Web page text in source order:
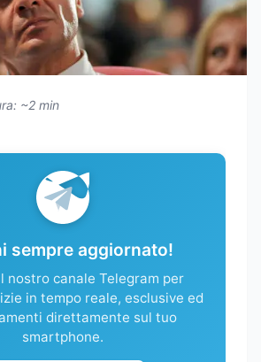
~2 min
sempre aggiornato!
nostro canale Telegram per
in tempo reale, esclusive ed
direttamente sul tuo
smartphone.